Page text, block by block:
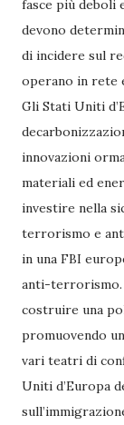
fasce più deboli
devono
di incidere sul
operano in rete
Gli Stati Uniti
innovazioni
materiali ed
investire nella
terrorismo e
in una FBI
anti-terrorismo.
costruire una
promuovendo
vari teatri di
Uniti d’Europa